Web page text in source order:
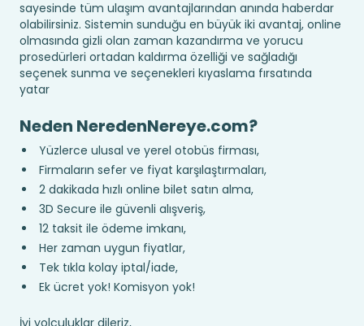
sayesinde tüm ulaşım avantajlarından anında haberdar
olabilirsiniz. Sistemin sunduğu en büyük iki avantaj, online
olmasında gizli olan zaman kazandırma ve yorucu
prosedürleri ortadan kaldırma özelliği ve sağladığı
seçenek sunma ve seçenekleri kıyaslama fırsatında
yatar
Neden NeredenNereye.com?
Yüzlerce ulusal ve yerel otobüs firması,
Firmaların sefer ve fiyat karşılaştırmaları,
2 dakikada hızlı online bilet satın alma,
3D Secure ile güvenli alışveriş,
12 taksit ile ödeme imkanı,
Her zaman uygun fiyatlar,
Tek tıkla kolay iptal/iade,
Ek ücret yok! Komisyon yok!
İyi yolculuklar dileriz,